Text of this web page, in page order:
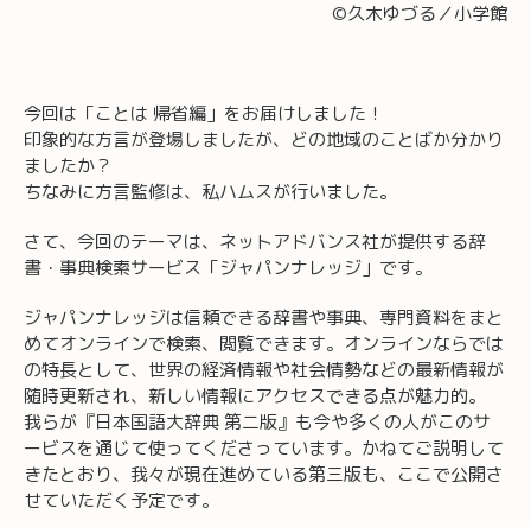
©久木ゆづる／小学館
今回は「ことは 帰省編」をお届けしました！
印象的な方言が登場しましたが、どの地域のことばか分かり
ましたか？
ちなみに方言監修は、私ハムスが行いました。
さて、今回のテーマは、ネットアドバンス社が提供する辞
書・事典検索サービス「ジャパンナレッジ」です。
ジャパンナレッジは信頼できる辞書や事典、専門資料をまと
めてオンラインで検索、閲覧できます。オンラインならでは
の特長として、世界の経済情報や社会情勢などの最新情報が
随時更新され、新しい情報にアクセスできる点が魅力的。
我らが『日本国語大辞典 第二版』も今や多くの人がこのサ
ービスを通じて使ってくださっています。かねてご説明して
きたとおり、我々が現在進めている第三版も、ここで公開さ
せていただく予定です。